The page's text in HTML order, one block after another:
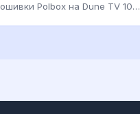
Polbox на Dune TV 102.